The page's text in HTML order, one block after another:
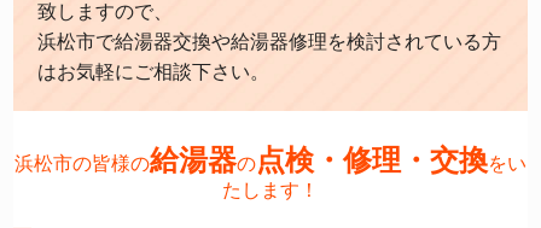
致しますので、
浜松市で給湯器交換や給湯器修理を検討されている方
はお気軽にご相談下さい。
浜松市の皆様の給湯器の点検・修理・交換をい
たします！